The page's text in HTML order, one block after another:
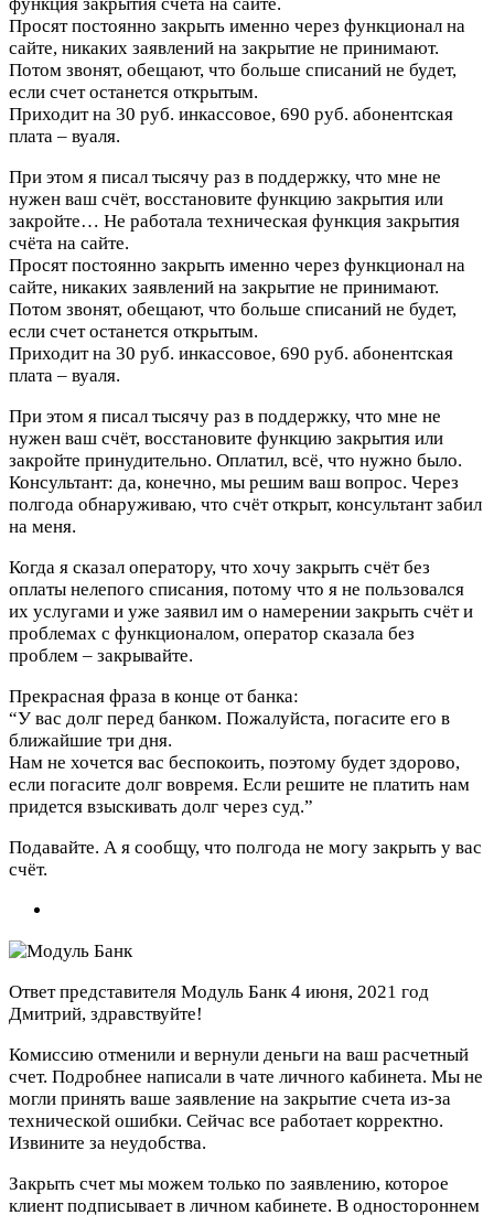
Просят постоянно закрыть именно через функционал на
сайте, никаких заявлений на закрытие не принимают.
Потом звонят, обещают, что больше списаний не будет,
если счет останется открытым.
Приходит на 30 руб. инкассовое, 690 руб. абонентская
плата – вуаля.
При этом я писал тысячу раз в поддержку, что мне не
нужен ваш счёт, восстановите функцию закрытия или
закройте… Не работала техническая функция закрытия
счёта на сайте.
Просят постоянно закрыть именно через функционал на
сайте, никаких заявлений на закрытие не принимают.
Потом звонят, обещают, что больше списаний не будет,
если счет останется открытым.
Приходит на 30 руб. инкассовое, 690 руб. абонентская
плата – вуаля.
При этом я писал тысячу раз в поддержку, что мне не
нужен ваш счёт, восстановите функцию закрытия или
закройте принудительно. Оплатил, всё, что нужно было.
Консультант: да, конечно, мы решим ваш вопрос. Через
полгода обнаруживаю, что счёт открыт, консультант забил
на меня.
Когда я сказал оператору, что хочу закрыть счёт без
оплаты нелепого списания, потому что я не пользовался
их услугами и уже заявил им о намерении закрыть счёт и
проблемах с функционалом, оператор сказала без
проблем – закрывайте.
Прекрасная фраза в конце от банка:
“У вас долг перед банком. Пожалуйста, погасите его в
ближайшие три дня.
Нам не хочется вас беспокоить, поэтому будет здорово,
если погасите долг вовремя. Если решите не платить нам
придется взыскивать долг через суд.”
Подавайте. А я сообщу, что полгода не могу закрыть у вас
счёт.
Ответ представителя Модуль Банк4 июня, 2021 год
Дмитрий, здравствуйте!
Комиссию отменили и вернули деньги на ваш расчетный
счет. Подробнее написали в чате личного кабинета. Мы не
могли принять ваше заявление на закрытие счета из-за
технической ошибки. Сейчас все работает корректно.
Извините за неудобства.
Закрыть счет мы можем только по заявлению, которое
клиент подписывает в личном кабинете. В одностороннем